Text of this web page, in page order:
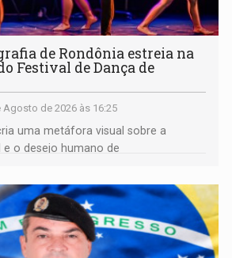
de Rondônia estreia na
Festival de Dança de
Agosto de 2026 às 16:25
uma metáfora visual sobre a
o desejo humano de